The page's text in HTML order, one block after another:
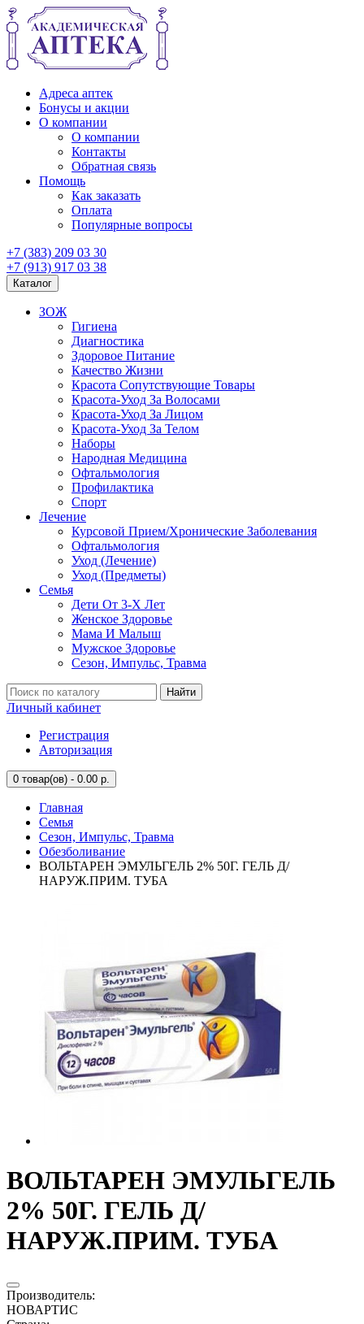
Адреса аптек
Бонусы и акции
О компании
О компании
Контакты
Обратная связь
Помощь
Как заказать
Оплата
Популярные вопросы
+7 (383) 209 03 30
+7 (913) 917 03 38
Каталог
ЗОЖ
Гигиена
Диагностика
Здоровое Питание
Качество Жизни
Красота Сопутствующие Товары
Красота-Уход За Волосами
Красота-Уход За Лицом
Красота-Уход За Телом
Наборы
Народная Медицина
Офтальмология
Профилактика
Спорт
Лечение
Курсовой Прием/Хронические Заболевания
Офтальмология
Уход (Лечение)
Уход (Предметы)
Семья
Дети От 3-Х Лет
Женское Здоровье
Мама И Малыш
Мужское Здоровье
Сезон, Импульс, Травма
Найти
Личный кабинет
Регистрация
Авторизация
0 товар(ов) - 0.00 р.
Главная
Семья
Сезон, Импульс, Травма
Обезболивание
ВОЛЬТАРЕН ЭМУЛЬГЕЛЬ 2% 50Г. ГЕЛЬ Д/
НАРУЖ.ПРИМ. ТУБА
ВОЛЬТАРЕН ЭМУЛЬГЕЛЬ
2% 50Г. ГЕЛЬ Д/
НАРУЖ.ПРИМ. ТУБА
Производитель:
НОВАРТИС